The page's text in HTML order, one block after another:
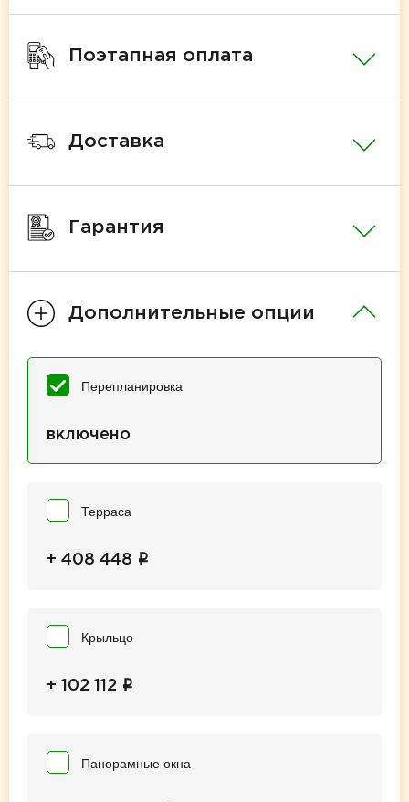
Поэтапная оплата
Доставка
Гарантия
Дополнительные опции
Перепланировка
включено
Терраса
+ 408 448 i
Крыльцо
+ 102 112 i
Панорамные окна